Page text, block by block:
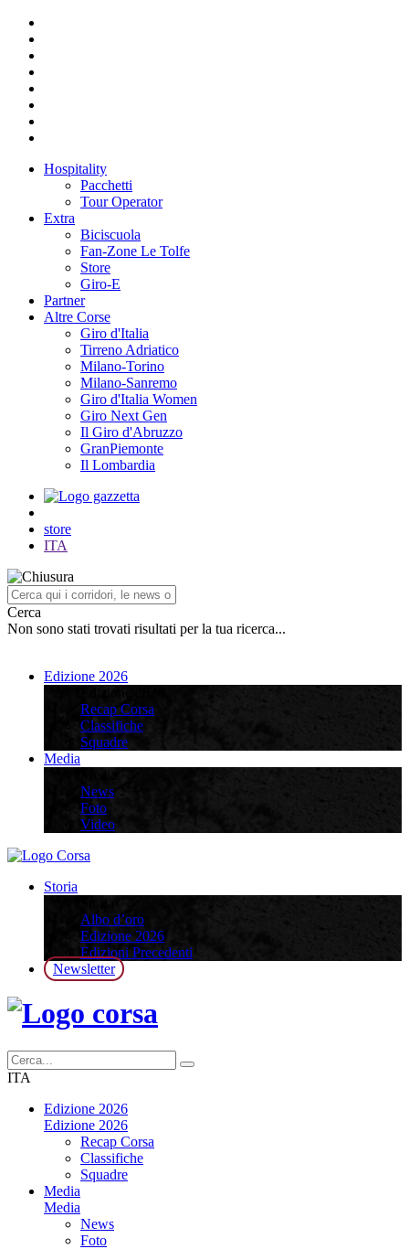
Hospitality
Pacchetti
Tour Operator
Extra
Biciscuola
Fan-Zone Le Tolfe
Store
Giro-E
Partner
Altre Corse
Giro d'Italia
Tirreno Adriatico
Milano-Torino
Milano-Sanremo
Giro d'Italia Women
Giro Next Gen
Il Giro d'Abruzzo
GranPiemonte
Il Lombardia
store
ITA
Cerca
Non sono stati trovati risultati per la tua ricerca...
Edizione 2026
Recap Corsa
Classifiche
Squadre
Media
News
Foto
Video
Storia
Albo d’oro
Edizione 2026
Edizioni Precedenti
Newsletter
ITA
Edizione 2026
Edizione 2026
Recap Corsa
Classifiche
Squadre
Media
Media
News
Foto